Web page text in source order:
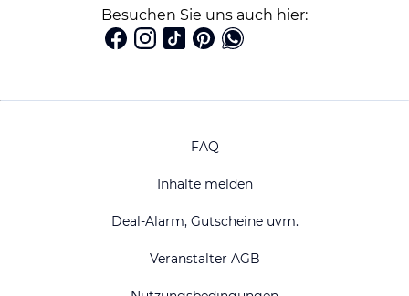
Besuchen Sie uns auch hier:
FAQ
Inhalte melden
Deal-Alarm, Gutscheine uvm.
Veranstalter AGB